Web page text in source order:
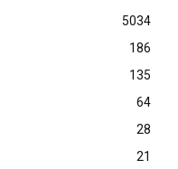
5034
186
135
64
28
21